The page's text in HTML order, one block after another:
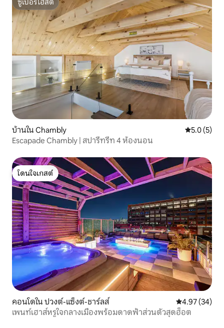
ซูเปอร์โฮสต์
ซูเปอร์โฮสต์
บ้านใน Chambly คะแนนเฉลี่
5.0 (5)
Escapade Chambly | สปารีทรีท 4 ห้องนอน
โดนใจเกสต์
โดนใจเกสต์
คอนโดใน ปวงต์-แซ็งต์-ชาร์ลส์ คะแนนเฉลี่ย
4.97 (34)
เพนท์เฮาส์หรูใจกลางเมืองพร้อมดาดฟ้าส่วนตัวสุดฮ็อต